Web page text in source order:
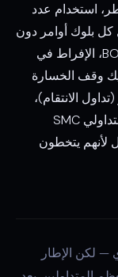
استخدام عدد
كل بلوك أوامر دون
تصنيف الجودة، عدم انتظار تأكيد BOS/CHoCH، الإفراط في
وقف الخسارة
الانتقام)،
وإهمال تسجيل ومراجعة الصفقات. معظم متداولي SMC
لأنهم يتخطون
— لكن الإطار